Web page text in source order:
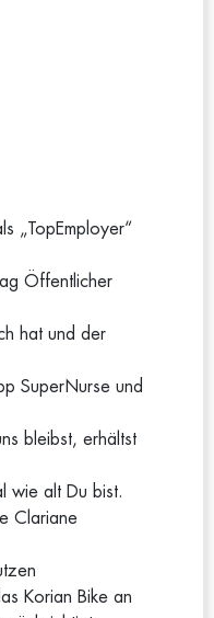
„TopEmployer“
Öffentlicher
hat und der
SuperNurse und
bleibst, erhältst
wie alt Du bist.
Clariane
Korian Bike an